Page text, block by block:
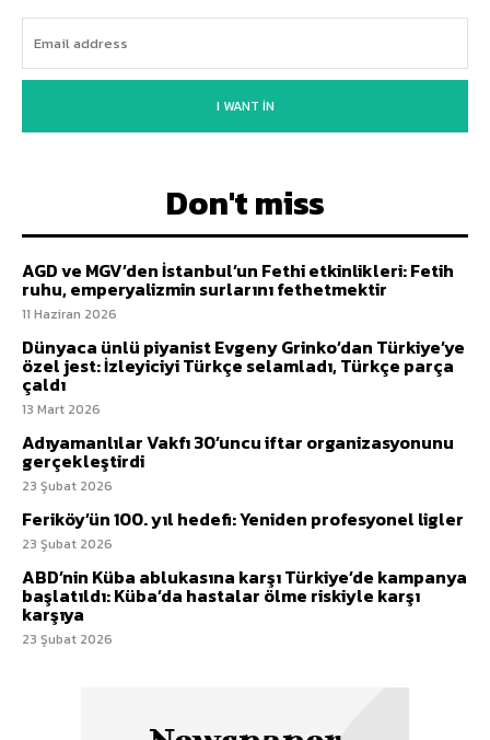
I WANT IN
Don't miss
AGD ve MGV’den İstanbul’un Fethi etkinlikleri: Fetih
ruhu, emperyalizmin surlarını fethetmektir
11 Haziran 2026
Dünyaca ünlü piyanist Evgeny Grinko’dan Türkiye’ye
özel jest: İzleyiciyi Türkçe selamladı, Türkçe parça
çaldı
13 Mart 2026
Adıyamanlılar Vakfı 30’uncu iftar organizasyonunu
gerçekleştirdi
23 Şubat 2026
Feriköy’ün 100. yıl hedefi: Yeniden profesyonel ligler
23 Şubat 2026
ABD’nin Küba ablukasına karşı Türkiye’de kampanya
başlatıldı: Küba’da hastalar ölme riskiyle karşı
karşıya
23 Şubat 2026